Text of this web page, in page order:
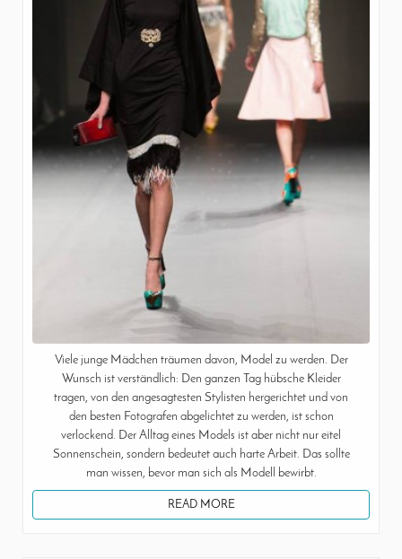
Viele junge Mädchen träumen davon, Model zu werden. Der
Wunsch ist verständlich: Den ganzen Tag hübsche Kleider
tragen, von den angesagtesten Stylisten hergerichtet und von
den besten Fotografen abgelichtet zu werden, ist schon
verlockend. Der Alltag eines Models ist aber nicht nur eitel
Sonnenschein, sondern bedeutet auch harte Arbeit. Das sollte
man wissen, bevor man sich als Modell bewirbt.
READ MORE